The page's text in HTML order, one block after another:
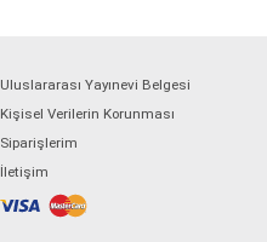
Uluslararası Yayınevi Belgesi
Kişisel Verilerin Korunması
Siparişlerim
İletişim